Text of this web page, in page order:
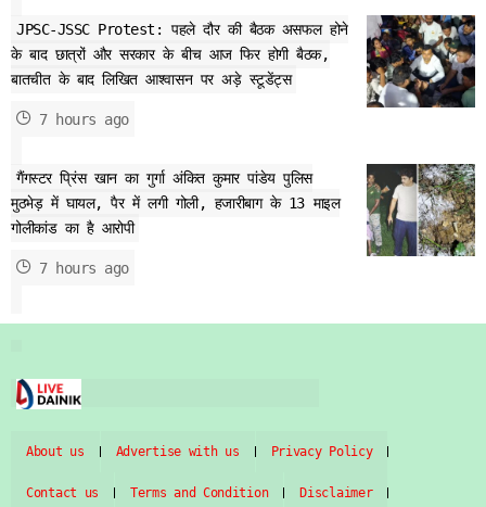
JPSC-JSSC Protest: पहले दौर की बैठक असफल होने
के बाद छात्रों और सरकार के बीच आज फिर होगी बैठक,
बातचीत के बाद लिखित आश्वासन पर अड़े स्टूडेंट्स
7 hours ago
गैंगस्टर प्रिंस खान का गुर्गा अंकित कुमार पांडेय पुलिस
मुठभेड़ में घायल, पैर में लगी गोली, हजारीबाग के 13 माइल
गोलीकांड का है आरोपी
7 hours ago
About us Advertise with us Privacy Policy
Contact us Terms and Condition Disclaimer